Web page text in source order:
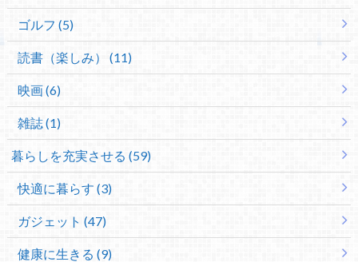
ゴルフ (5)
読書（楽しみ） (11)
映画 (6)
雑誌 (1)
暮らしを充実させる (59)
快適に暮らす (3)
ガジェット (47)
健康に生きる (9)